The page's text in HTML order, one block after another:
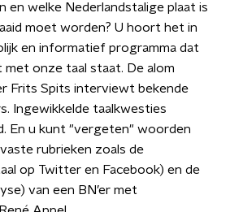
en welke Nederlandstalige plaat is
moet worden? U hoort het in
en informatief programma dat
onze taal staat. De alom
Frits Spits interviewt bekende
Ingewikkelde taalkwesties
En u kunt "vergeten" woorden
rubrieken zoals de
op Twitter en Facebook) en de
van een BN’er met